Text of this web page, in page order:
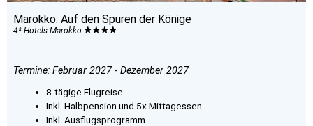
Marokko: Auf den Spuren der Könige
4*-Hotels Marokko
Termine: Februar 2027 - Dezember 2027
8-tägige Flugreise
Inkl. Halbpension und 5x Mittagessen
Inkl. Ausflugsprogramm